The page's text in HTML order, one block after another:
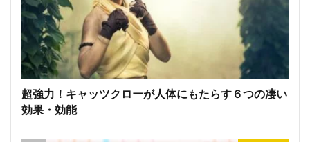
超強力！キャッツクローが人体にもたらす６つの凄い
効果・効能